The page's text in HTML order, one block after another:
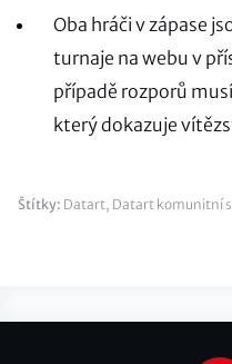
Oba hráči v zápase
turnaje na webu v
případě rozporů
který dokazuje
Štítky: Datart, Datart komunitní